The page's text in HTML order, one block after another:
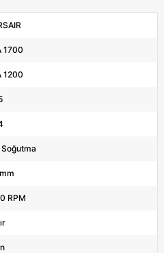
1700
1200
Soğutma
RPM